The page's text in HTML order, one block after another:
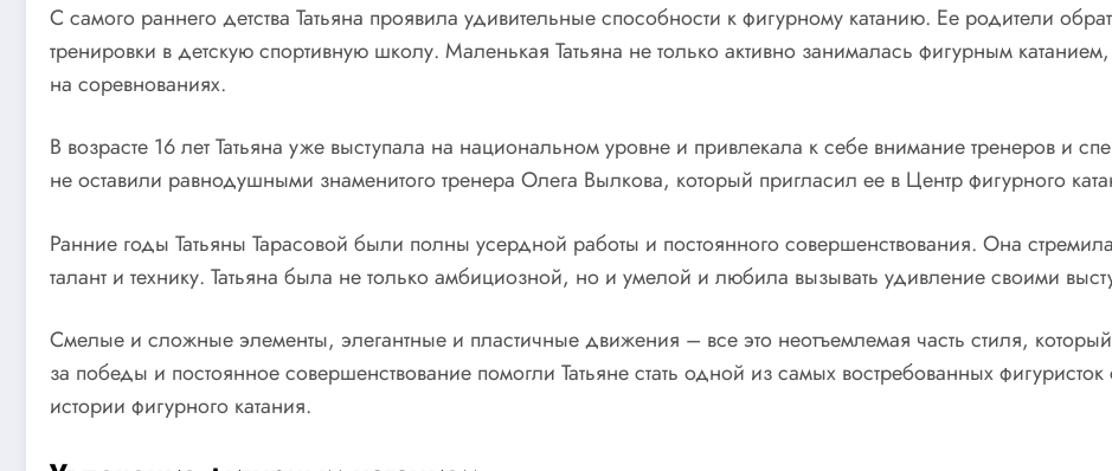
С самого раннего детства Татьяна проявила удивительные способности к фигурному катанию. Ее родители
тренировки в детскую спортивную школу. Маленькая Татьяна не только активно занималась фигурным
на соревнованиях.
В возрасте 16 лет Татьяна уже выступала на национальном уровне и привлекала к себе внимание тренеров и
не оставили равнодушными знаменитого тренера Олега Вылкова, который пригласил ее в Центр фигурного
Ранние годы Татьяны Тарасовой были полны усердной работы и постоянного совершенствования. Она
талант и технику. Татьяна была не только амбициозной, но и умелой и любила вызывать удивление своими
Смелые и сложные элементы, элегантные и пластичные движения – все это неотъемлемая часть стиля,
за победы и постоянное совершенствование помогли Татьяне стать одной из самых востребованных
истории фигурного катания.